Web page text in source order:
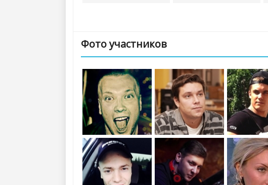
Фото участников